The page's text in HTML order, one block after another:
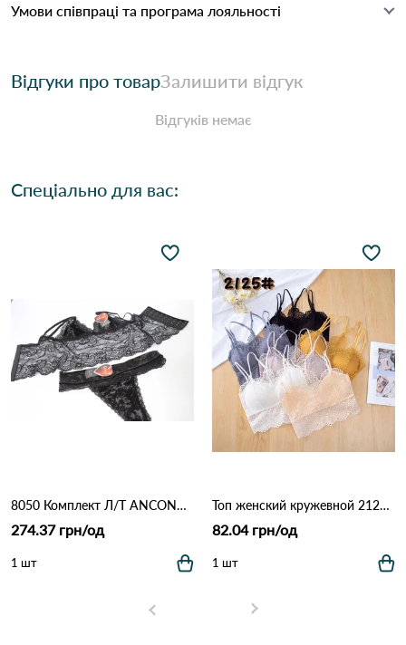
Умови співпраці та програма лояльності
Відгуки про товарЗалишити відгук
Відгуків немає
Спеціально для вас:
8050 Комплект Л/Т ANCONA чорний Чорний
274.37 грн/од
1 шт
Топ женский кружевной 2125 14,2 Різні кольори
82.04 грн/од
1 шт